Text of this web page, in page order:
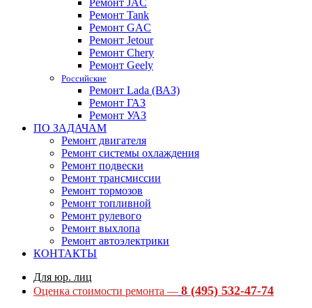
Ремонт JAC
Ремонт Tank
Ремонт GAC
Ремонт Jetour
Ремонт Chery
Ремонт Geely
Российские
Ремонт Lada (ВАЗ)
Ремонт ГАЗ
Ремонт УАЗ
ПО ЗАДАЧАМ
Ремонт двигателя
Ремонт системы охлаждения
Ремонт подвески
Ремонт трансмиссии
Ремонт тормозов
Ремонт топливной
Ремонт рулевого
Ремонт выхлопа
Ремонт автоэлектрики
КОНТАКТЫ
Для юр. лиц
Оценка стоимости ремонта — 8 (495) 532-47-74